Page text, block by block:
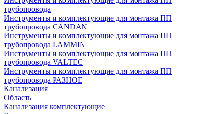
трубопровода
Инструменты и комплектующие для монтажа ПП
трубопровода CANDAN
Инструменты и комплектующие для монтажа ПП
трубопровода LAMMIN
Инструменты и комплектующие для монтажа ПП
трубопровода VALTEC
Инструменты и комплектующие для монтажа ПП
трубопровода РАЗНОЕ
Канализация
Область
Канализация комплектующие